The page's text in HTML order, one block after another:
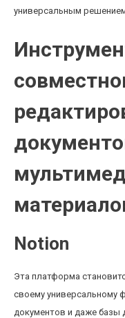
универсальным
Notion
Эта платформа
своему универсальному
документов и даже базы